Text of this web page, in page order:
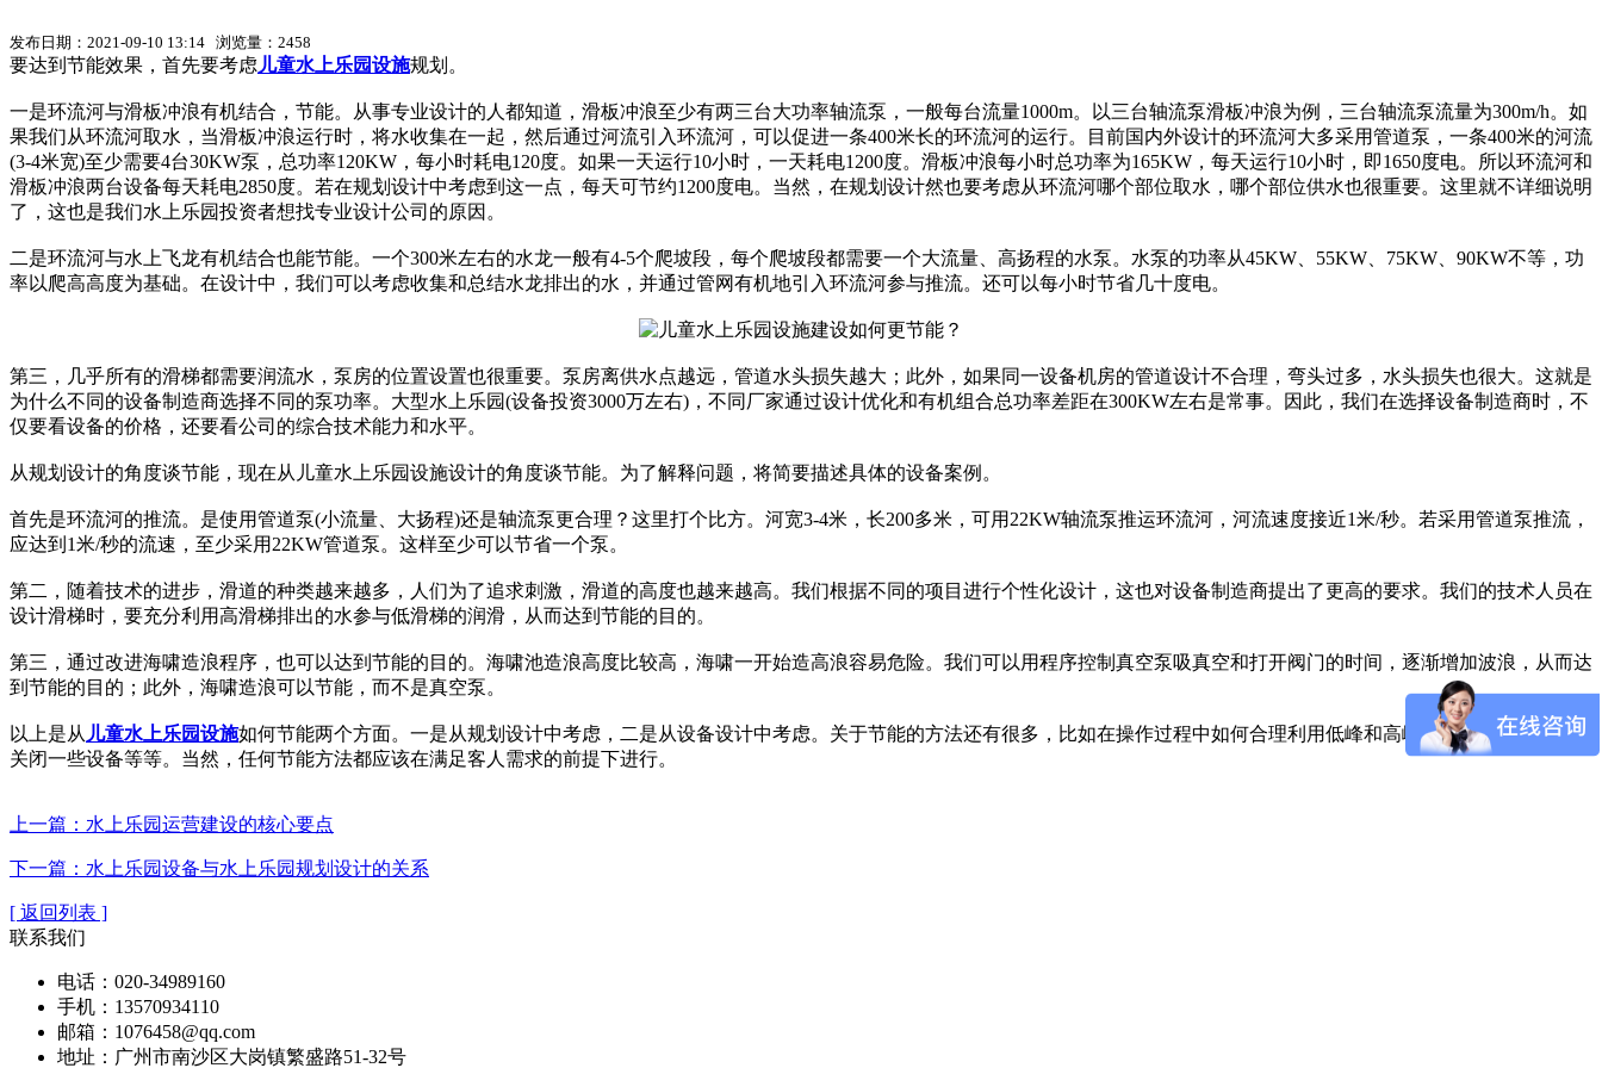
发布日期：2021-09-10 13:14 浏览量：2458
要达到节能效果，首先要考虑儿童水上乐园设施规划。
一是环流河与滑板冲浪有机结合，节能。从事专业设计的人都知道，滑板冲浪至少有两三台大功率轴流泵，一般每台流量1000m。以三台轴流泵滑板冲浪为例，三台轴流泵流量为300m/h。如
果我们从环流河取水，当滑板冲浪运行时，将水收集在一起，然后通过河流引入环流河，可以促进一条400米长的环流河的运行。目前国内外设计的环流河大多采用管道泵，一条400米的河流
(3-4米宽)至少需要4台30KW泵，总功率120KW，每小时耗电120度。如果一天运行10小时，一天耗电1200度。滑板冲浪每小时总功率为165KW，每天运行10小时，即1650度电。所以环流河和
滑板冲浪两台设备每天耗电2850度。若在规划设计中考虑到这一点，每天可节约1200度电。当然，在规划设计然也要考虑从环流河哪个部位取水，哪个部位供水也很重要。这里就不详细说明
了，这也是我们水上乐园投资者想找专业设计公司的原因。
二是环流河与水上飞龙有机结合也能节能。一个300米左右的水龙一般有4-5个爬坡段，每个爬坡段都需要一个大流量、高扬程的水泵。水泵的功率从45KW、55KW、75KW、90KW不等，功
率以爬高高度为基础。在设计中，我们可以考虑收集和总结水龙排出的水，并通过管网有机地引入环流河参与推流。还可以每小时节省几十度电。
第三，几乎所有的滑梯都需要润流水，泵房的位置设置也很重要。泵房离供水点越远，管道水头损失越大；此外，如果同一设备机房的管道设计不合理，弯头过多，水头损失也很大。这就是
为什么不同的设备制造商选择不同的泵功率。大型水上乐园(设备投资3000万左右)，不同厂家通过设计优化和有机组合总功率差距在300KW左右是常事。因此，我们在选择设备制造商时，不
仅要看设备的价格，还要看公司的综合技术能力和水平。
从规划设计的角度谈节能，现在从儿童水上乐园设施设计的角度谈节能。为了解释问题，将简要描述具体的设备案例。
首先是环流河的推流。是使用管道泵(小流量、大扬程)还是轴流泵更合理？这里打个比方。河宽3-4米，长200多米，可用22KW轴流泵推运环流河，河流速度接近1米/秒。若采用管道泵推流，
应达到1米/秒的流速，至少采用22KW管道泵。这样至少可以节省一个泵。
第二，随着技术的进步，滑道的种类越来越多，人们为了追求刺激，滑道的高度也越来越高。我们根据不同的项目进行个性化设计，这也对设备制造商提出了更高的要求。我们的技术人员在
设计滑梯时，要充分利用高滑梯排出的水参与低滑梯的润滑，从而达到节能的目的。
第三，通过改进海啸造浪程序，也可以达到节能的目的。海啸池造浪高度比较高，海啸一开始造高浪容易危险。我们可以用程序控制真空泵吸真空和打开阀门的时间，逐渐增加波浪，从而达
到节能的目的；此外，海啸造浪可以节能，而不是真空泵。
以上是从 儿童水上乐园设施如何节能两个方面。一是从规划设计中考虑，二是从设备设计中考虑。关于节能的方法还有很多，比如在操作过程中如何合理利用低峰和高峰的差异，合理开启和
关闭一些设备等等。当然，任何节能方法都应该在满足客人需求的前提下进行。
上一篇：水上乐园运营建设的核心要点
下一篇：水上乐园设备与水上乐园规划设计的关系
[ 返回列表 ]
联系我们
电话：020-34989160
手机：13570934110
邮箱：1076458@qq.com
地址：广州市南沙区大岗镇繁盛路51-32号